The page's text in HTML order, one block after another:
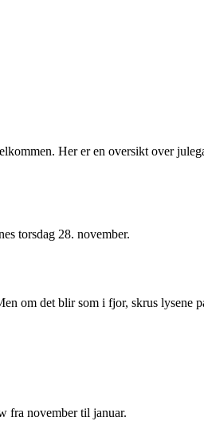
Her er en oversikt over
torsdag 28. november.
om det blir som i fjor, skrus lysene
fra november til januar.